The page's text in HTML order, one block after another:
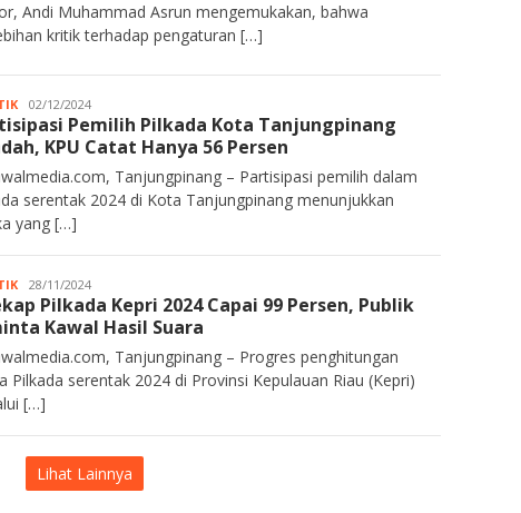
Andi Muhammad Asrun mengemukakan, bahwa
kritik terhadap pengaturan […]
Kurawalmedia
02/12/2024
Pemilih Pilkada Kota Tanjungpinang
KPU Catat Hanya 56 Persen
Tanjungpinang – Partisipasi pemilih dalam
serentak 2024 di Kota Tanjungpinang menunjukkan
yang […]
Kurawalmedia
28/11/2024
Pilkada Kepri 2024 Capai 99 Persen, Publik
Kawal Hasil Suara
Tanjungpinang – Progres penghitungan
Pilkada serentak 2024 di Provinsi Kepulauan Riau (Kepri)
[…]
Lihat Lainnya